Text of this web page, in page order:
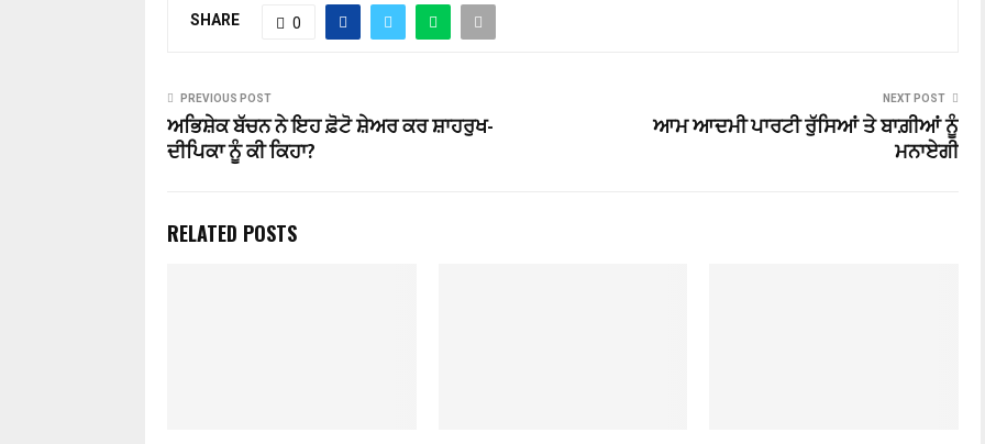
SHARE 0
PREVIOUS POST
ਅਭਿਸ਼ੇਕ ਬੱਚਨ ਨੇ ਇਹ ਫ਼ੋਟੋ ਸ਼ੇਅਰ ਕਰ ਸ਼ਾਹਰੁਖ-
ਦੀਪਿਕਾ ਨੂੰ ਕੀ ਕਿਹਾ?
NEXT POST
ਆਮ ਆਦਮੀ ਪਾਰਟੀ ਰੁੱਸਿਆਂ ਤੇ ਬਾਗ਼ੀਆਂ ਨੂੰ
ਮਨਾਏਗੀ
RELATED POSTS